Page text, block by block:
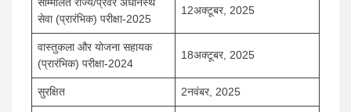
सेवा (प्रारंभिक) परीक्षा-2025
12अक्टूबर, 2025
वास्तुकला और योजना सहायक
(प्रारंभिक) परीक्षा-2024
18अक्टूबर, 2025
सुरक्षित 2नवंबर, 2025